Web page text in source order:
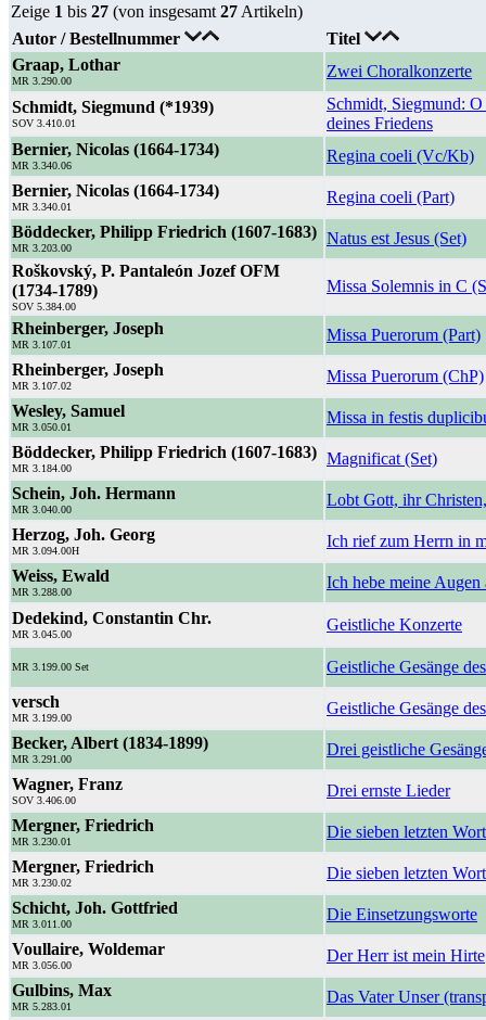
Zeige 1 bis 27 (von insgesamt 27 Artikeln)
Autor / Bestellnummer
Titel
Graap, Lothar
MR 3.290.00
Zwei Choralkonzerte
Schmidt, Siegmund (*1939)
SOV 3.410.01
Schmidt, Siegmund:
deines Friedens
Bernier, Nicolas (1664-1734)
MR 3.340.06
Regina coeli (Vc/Kb)
Bernier, Nicolas (1664-1734)
MR 3.340.01
Regina coeli (Part)
Böddecker, Philipp Friedrich (1607-1683)
MR 3.203.00
Natus est Jesus (Set)
Roškovský, P. Pantaleón Jozef OFM
(1734-1789)
SOV 5.384.00
Missa Solemnis in C
Rheinberger, Joseph
MR 3.107.01
Missa Puerorum (Part)
Rheinberger, Joseph
MR 3.107.02
Missa Puerorum (ChP)
Wesley, Samuel
MR 3.050.01
Missa in festis
Böddecker, Philipp Friedrich (1607-1683)
MR 3.184.00
Magnificat (Set)
Schein, Joh. Hermann
MR 3.040.00
Lobt Gott, ihr
Herzog, Joh. Georg
MR 3.094.00H
Ich rief zum Herrn in
Weiss, Ewald
MR 3.288.00
Ich hebe meine Augen
Dedekind, Constantin Chr.
MR 3.045.00
Geistliche Konzerte
MR 3.199.00 Set
Geistliche Gesänge
versch
MR 3.199.00
Geistliche Gesänge
Becker, Albert (1834-1899)
MR 3.291.00
Drei geistliche
Wagner, Franz
SOV 3.406.00
Drei ernste Lieder
Mergner, Friedrich
MR 3.230.01
Die sieben letzten
Mergner, Friedrich
MR 3.230.02
Die sieben letzten
Schicht, Joh. Gottfried
MR 3.011.00
Die Einsetzungsworte
Voullaire, Woldemar
MR 3.056.00
Der Herr ist mein Hirte
Gulbins, Max
MR 5.283.01
Das Vater Unser